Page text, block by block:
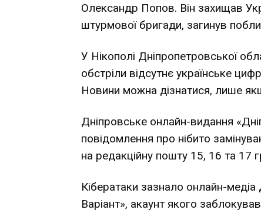
Олександр Попов. Він захищав
штурмової бригади, загинув
У Нікополі Дніпропетровської
обстріли відсутнє українське
Новини можна дізнатися, лише
Дніпровське онлайн-видання
повідомлення про нібито
на редакційну пошту 15, 16 та 17
Кібератаки зазнало онлайн-медіа
Варіант», акаунт якого